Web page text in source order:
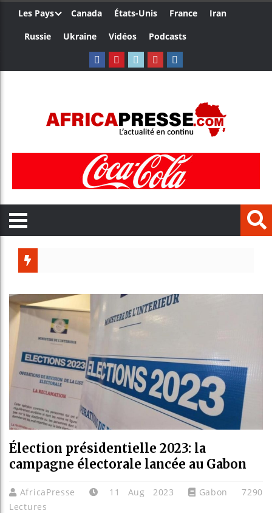
Les Pays Canada États-Unis France
Iran
Russie
Ukraine Vidéos Podcasts
Bénin :
Élection présidentielle 2023: la
campagne électorale lancée au Gabon
AfricaPresse 11 Aug 2023 Gabon
7290
Lectures